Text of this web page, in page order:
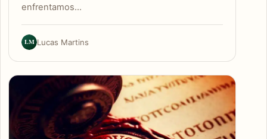
enfrentamos…
LM Lucas Martins